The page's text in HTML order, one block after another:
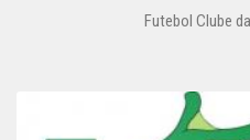
Futebol Clube